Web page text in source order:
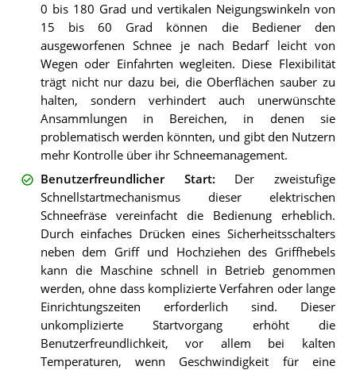
0 bis 180 Grad und vertikalen Neigungswinkeln von
15 bis 60 Grad können die Bediener den
ausgeworfenen Schnee je nach Bedarf leicht von
Wegen oder Einfahrten wegleiten. Diese Flexibilität
trägt nicht nur dazu bei, die Oberflächen sauber zu
halten, sondern verhindert auch unerwünschte
Ansammlungen in Bereichen, in denen sie
problematisch werden könnten, und gibt den Nutzern
mehr Kontrolle über ihr Schneemanagement.
Benutzerfreundlicher Start: Der zweistufige
Schnellstartmechanismus dieser elektrischen
Schneefräse vereinfacht die Bedienung erheblich.
Durch einfaches Drücken eines Sicherheitsschalters
neben dem Griff und Hochziehen des Griffhebels
kann die Maschine schnell in Betrieb genommen
werden, ohne dass komplizierte Verfahren oder lange
Einrichtungszeiten erforderlich sind. Dieser
unkomplizierte Startvorgang erhöht die
Benutzerfreundlichkeit, vor allem bei kalten
Temperaturen, wenn Geschwindigkeit für eine